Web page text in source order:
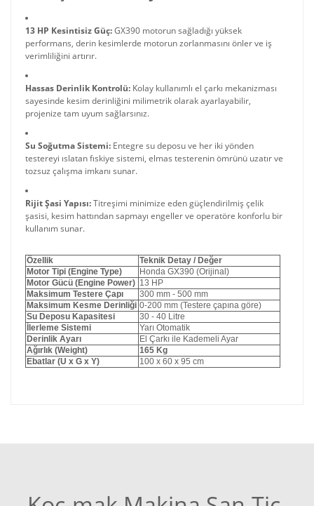
13 HP Kesintisiz Güç:GX390 motorun sağladığı yüksek
performans, derin kesimlerde motorun zorlanmasını önler ve iş
verimliliğini artırır.
Hassas Derinlik Kontrolü: Kolay kullanımlı el çarkı mekanizması
sayesinde kesim derinliğini milimetrik olarak ayarlayabilir,
projenize tam uyum sağlarsınız.
Su Soğutma Sistemi: Entegre su deposu ve her iki yönden
testereyi ıslatan fıskiye sistemi, elmas testerenin ömrünü uzatır ve
tozsuz çalışma imkanı sunar.
Rijit Şasi Yapısı:Titreşimi minimize eden güçlendirilmiş çelik
şasisi, kesim hattından sapmayı engeller ve operatöre konforlu bir
kullanım sunar.
Özellik
Teknik Detay / Değer
Motor Tipi (Engine Type)
Honda GX390 (Orijinal)
Motor Gücü (Engine Power) 13 HP
Maksimum Testere Çapı
300 mm - 500 mm
Maksimum Kesme Derinliği 0-200 mm (Testere çapına göre)
Su Deposu Kapasitesi
30 - 40 Litre
İlerleme Sistemi
Yarı Otomatik
Derinlik Ayarı
El Çarkı ile Kademeli Ayar
Ağırlık (Weight)
165 Kg
Ebatlar (U x G x Y)
100 x 60 x 95 cm